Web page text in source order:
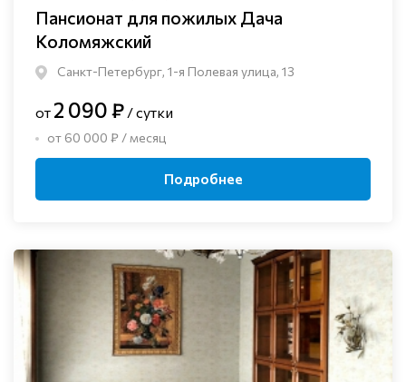
Пансионат для пожилых Дача
Коломяжский
Санкт-Петербург, 1-я Полевая улица, 13
от 2 090 ₽ / сутки
от 60 000 ₽ / месяц
Подробнее